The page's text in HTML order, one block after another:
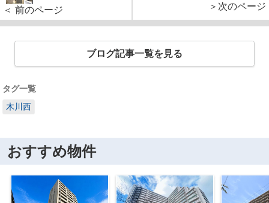
＜ 前のページ ＞次のページ
ブログ記事一覧を見る
タグ一覧
木川西
おすすめ物件